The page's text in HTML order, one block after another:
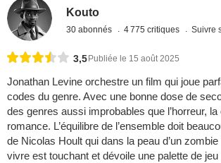
Kouto
30 abonnés 4 775 critiques Suivre
3,5 Publiée le 15 août 2025
Jonathan Levine orchestre un film qui joue
codes du genre. Avec une bonne dose de
des genres aussi improbables que l’horreur,
romance. L’équilibre de l’ensemble doit
de Nicolas Hoult qui dans la peau d’un
vivre est touchant et dévoile une palette de